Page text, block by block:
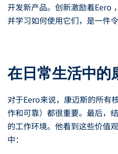
开发新产品。创新激励着Eero
并学习如何使用它们，是一件
在日常生活中的
对于Eero来说，康迈斯的所有
作和可靠）都很重要。最后，
的工作环境。他看到这些价值
中：